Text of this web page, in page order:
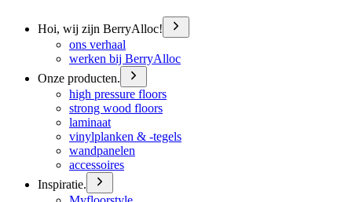
Hoi, wij zijn BerryAlloc!
ons verhaal
werken bij BerryAlloc
Onze producten.
high pressure floors
strong wood floors
laminaat
vinylplanken & -tegels
wandpanelen
accessoires
Inspiratie.